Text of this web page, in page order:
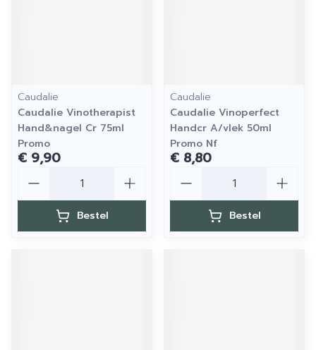
Caudalie
Caudalie Vinotherapist
Hand&nagel Cr 75ml
Promo
€ 9,90
Bestel
Caudalie
Caudalie Vinoperfect
Handcr A/vlek 50ml
Promo Nf
€ 8,80
Bestel